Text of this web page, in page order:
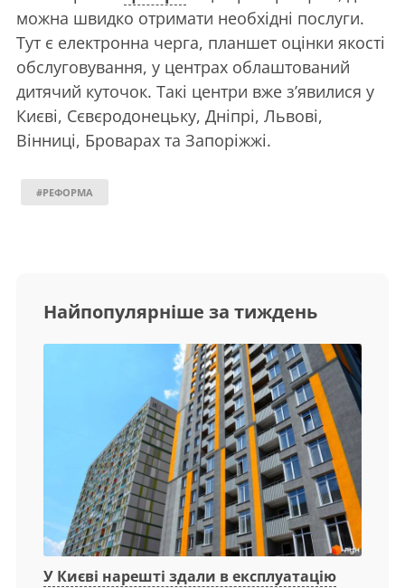
можна швидко отримати необхідні послуги.
Тут є електронна черга, планшет оцінки якості
обслуговування, у центрах облаштований
дитячий куточок. Такі центри вже з’явилися у
Києві, Сєвєродонецьку, Дніпрі, Львові,
Вінниці, Броварах та Запоріжжі.
#РЕФОРМА
Найпопулярніше за тиждень
У Києві нарешті здали в експлуатацію